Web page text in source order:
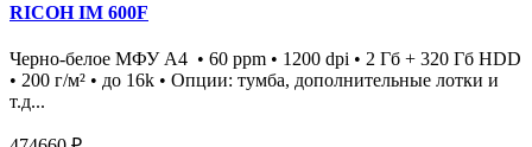
RICOH IM 600F
Черно-белое МФУ А4 • 60 ppm • 1200 dpi • 2 Гб + 320 Гб HDD
• 200 г/м² • до 16k • Опции: тумба, дополнительные лотки и
т.д...